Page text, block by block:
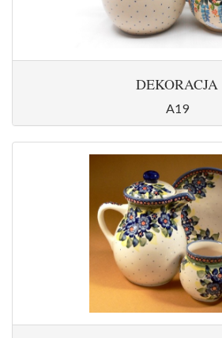
DEKORACJA
A19